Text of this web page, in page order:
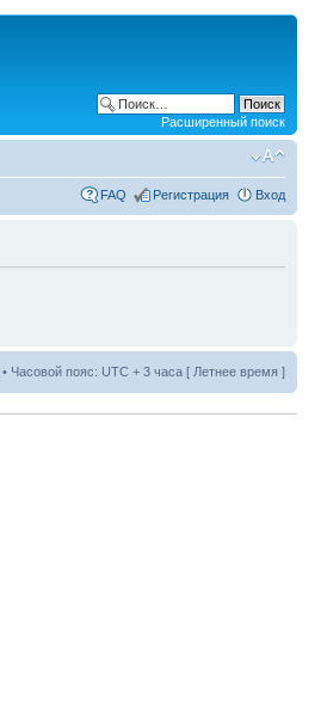
Расширенный поиск
FAQ Регистрация Вход
• Часовой пояс: UTC + 3 часа [ Летнее время ]